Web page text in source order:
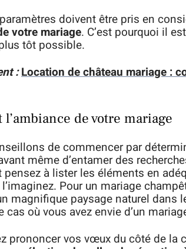
doivent être pris en
votre mariage. C’est pourquoi il
tôt possible.
:Location de château mariage :
l’ambiance de votre mariage
de commencer par
même d’entamer des
pensez à lister les éléments en
Pour un mariage
magnifique paysage naturel dans
cas où vous avez envie d’un
prononcer vos vœux du côté de la